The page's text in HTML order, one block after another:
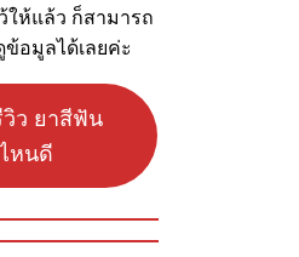
ให้แล้ว ก็สามารถ
อมูลได้เลยค่ะ
วิว ยาสีฟัน
หนดี